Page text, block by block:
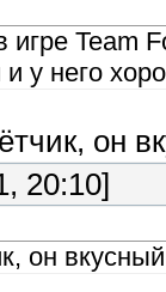
игре Team
у него
он
20:10]
он